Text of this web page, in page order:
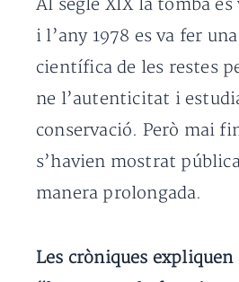
Al segle XIX la tomba
i l’any 1978 es va fer
científica de les restes
ne l’autenticitat i
conservació. Però mai
s’havien mostrat
manera prolongada.
Les cròniques